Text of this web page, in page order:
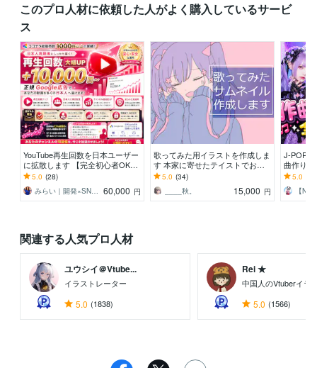
このプロ人材に依頼した人がよく購入しているサービ
ス
YouTube再生回数を日本ユーザー
に拡散します 【完全初心者OK】
YouTube0→1サポートします
5.0 (28)
みらい｜開発×SNS×デザイン 60,000 円
歌ってみた用イラストを作成しま
す 本家に寄せたテイストでお描
きします！描きおろしも可能で
す！
5.0 (34)
____秋。
15,000 円
J-POP/
曲作り
込み！★
★
5.0
【N】
関連する人気プロ人材
ユウシイ＠Vtube...
イラストレーター
5.0 (1838)
Rei ★
中国人のVtuberイラ
5.0 (1566)